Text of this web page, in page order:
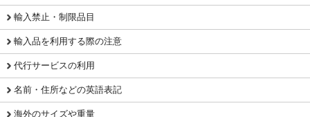
輸入禁止・制限品目
輸入品を利用する際の注意
代行サービスの利用
名前・住所などの英語表記
海外のサイズや重量